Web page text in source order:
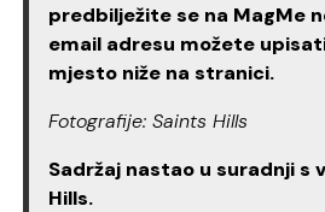
predbilježite se na MagMe
email adresu možete
mjesto niže na stranici.
Fotografije: Saints Hills
Sadržaj nastao u suradnji s
Hills.